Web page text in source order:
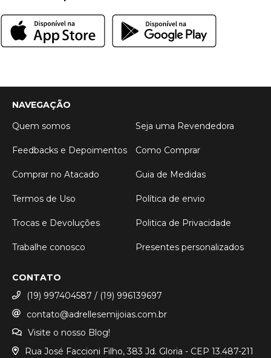
NAVEGAÇÃO
Quem somos
Seja uma Revendedora
Feedbacks e Depoimentos Como Comprar
Comprar no Atacado Guia de Medidas
Termos de Uso Política de envio
Trocas e Devoluções Politica de Privacidade
Trabalhe conosco Presentes personalizados
CONTATO
(19) 997404587 / (19) 996139697
contato@adrellesemijoias.com.br
Visite o nosso Blog!
Rua José Faccioni Filho, 383 Jd. Gloria - CEP 13.487-211